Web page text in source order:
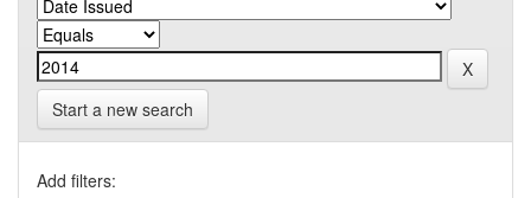
Start a new search
Add filters: